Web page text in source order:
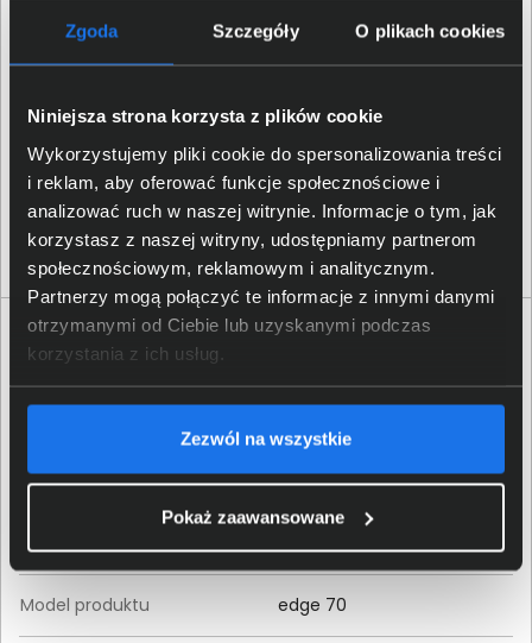
Zgoda Szczegóły O plikach cookies
Niniejsza strona korzysta z plików cookie
Wykorzystujemy pliki cookie do spersonalizowania treści
i reklam, aby oferować funkcje społecznościowe i
analizować ruch w naszej witrynie. Informacje o tym, jak
korzystasz z naszej witryny, udostępniamy partnerom
społecznościowym, reklamowym i analitycznym.
Partnerzy mogą połączyć te informacje z innymi danymi
otrzymanymi od Ciebie lub uzyskanymi podczas
korzystania z ich usług.
Zezwól na wszystkie
Pokaż zaawansowane
Specyfikacja techniczna Motorola edge 70
PBA50029PL
Producent Motorola
Seria produktu edge
Model produktu edge 70